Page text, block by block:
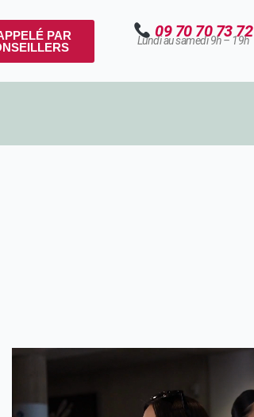
PAR
09 70 70 73 72
Lundi au samedi 9h – 19h